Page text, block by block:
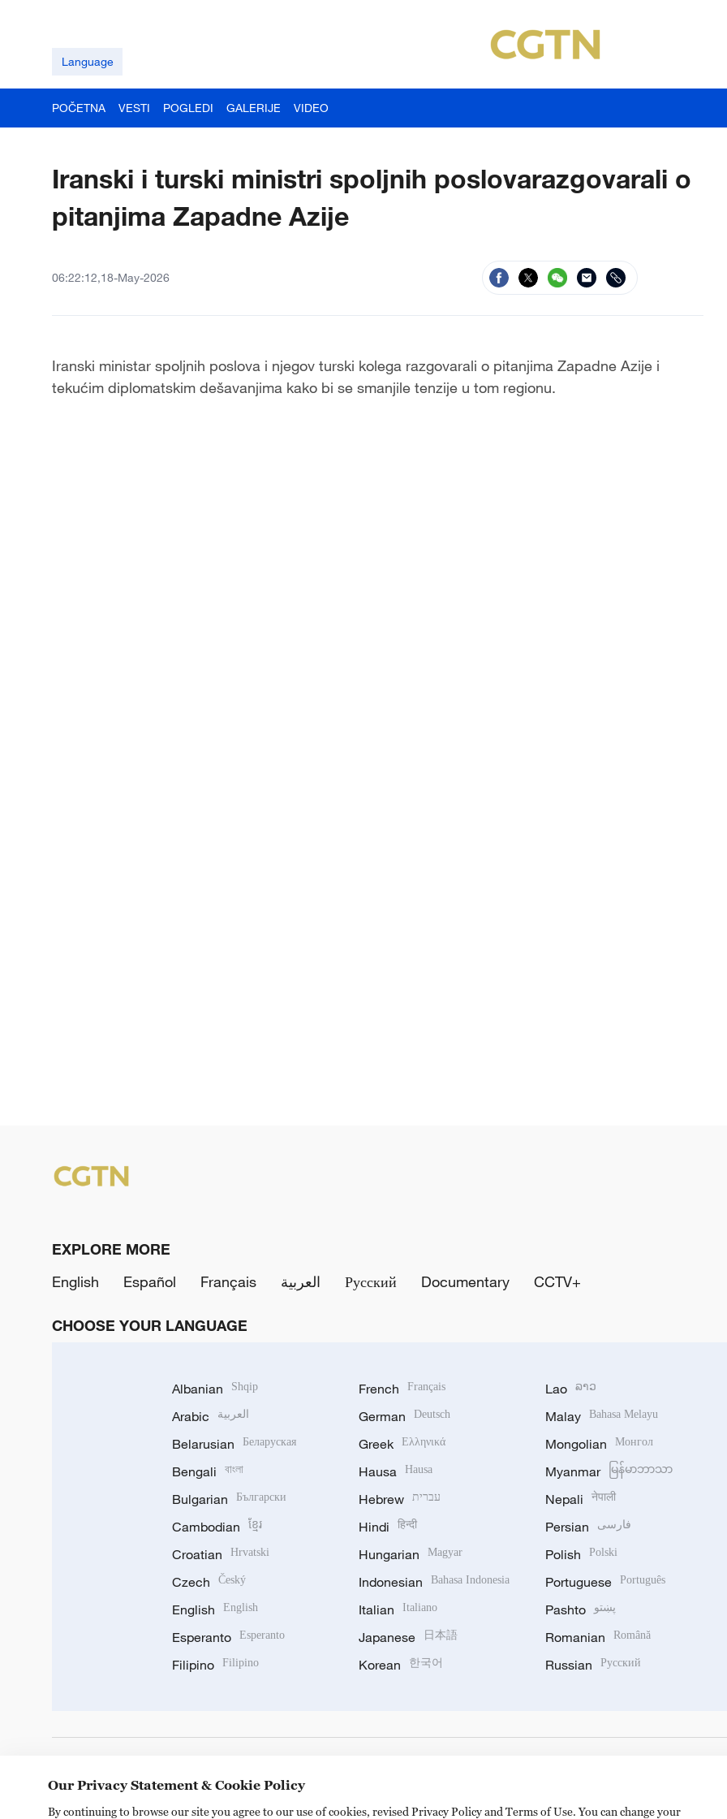
Language
POČETNA VESTI POGLEDI GALERIJE VIDEO
Iranski i turski ministri spoljnih poslovarazgovarali o
pitanjima Zapadne Azije
06:22:12,18-May-2026
Iranski ministar spoljnih poslova i njegov turski kolega razgovarali o pitanjima Zapadne Azije i
tekućim diplomatskim dešavanjima kako bi se smanjile tenzije u tom regionu.
EXPLORE MORE
English
Español Français العربية Русский Documentary CCTV+
CHOOSE YOUR LANGUAGE
Albanian Shqip
Arabic العربية
Belarusian Беларуская
Bengali বাংলা
Bulgarian Български
Cambodian ខ្មែរ
Croatian Hrvatski
Czech Český
English English
Esperanto Esperanto
Filipino Filipino
French Français
German Deutsch
Greek Ελληνικά
Hausa Hausa
Hebrew עברית
Hindi हिन्दी
Hungarian Magyar
Indonesian Bahasa Indonesia
Italian Italiano
Japanese 日本語
Korean 한국어
Lao ລາວ
Malay Bahasa Melayu
Mongolian Монгол
Myanmar မြန်မာဘာသာ
Nepali नेपाली
Persian فارسی
Polish Polski
Portuguese Português
Pashto پښتو
Romanian Română
Russian Русский
Our Privacy Statement & Cookie Policy
By continuing to browse our site you agree to our use of cookies, revised Privacy Policy and Terms of Use. You can change your